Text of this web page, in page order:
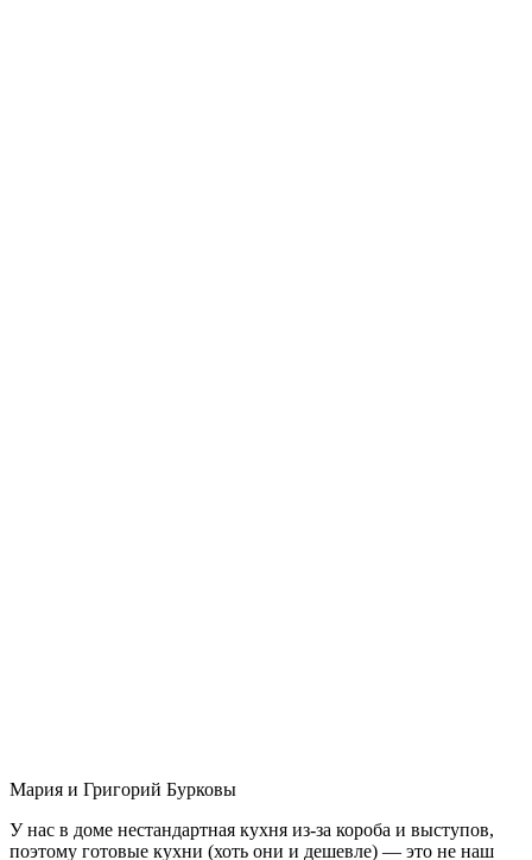
Мария и Григорий Бурковы
У нас в доме нестандартная кухня из-за короба и выступов,
поэтому готовые кухни (хоть они и дешевле) — это не наш